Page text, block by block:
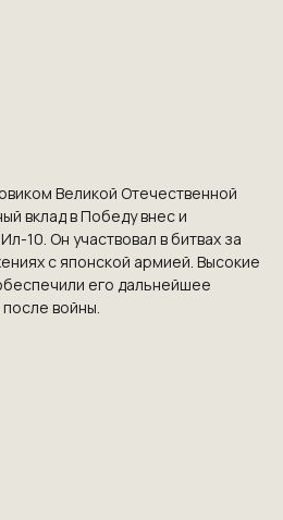
Великой Отечественной
вклад в Победу внес и
10. Он участвовал в битвах за
с японской армией. Высокие
его дальнейшее
войны.